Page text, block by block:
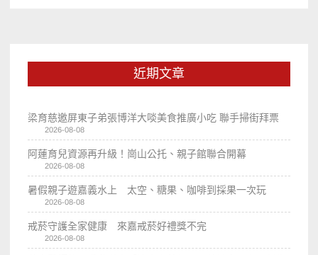
近期文章
梁育慈邀屏東子弟張博洋大啖美食推廣小吃 聯手掃街拜票
2026-08-08
阿蓮育兒資源再升級！崗山公托、親子館聯合開幕
2026-08-08
暑假親子遊嘉義水上 太空、糖果、咖啡到採果一次玩
2026-08-08
戒菸守護全家健康 來嘉戒菸好禮獎不完
2026-08-08